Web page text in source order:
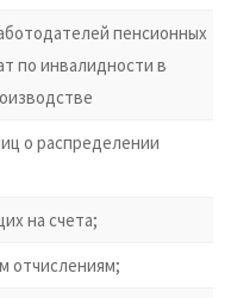
пенсионных
по инвалидности в
о распределении
на счета;
отчислениям;